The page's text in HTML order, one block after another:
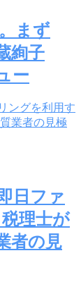
まず
絢子
ー
日ファ
理士が
者の見